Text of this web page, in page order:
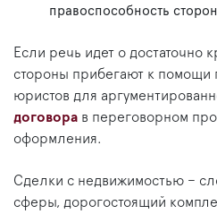
правоспособность
Если речь идет о достаточно
стороны прибегают к помощи
юристов для
договора в переговорном
оформления.
Сделки с недвижимостью –
сферы, дорогостоящий